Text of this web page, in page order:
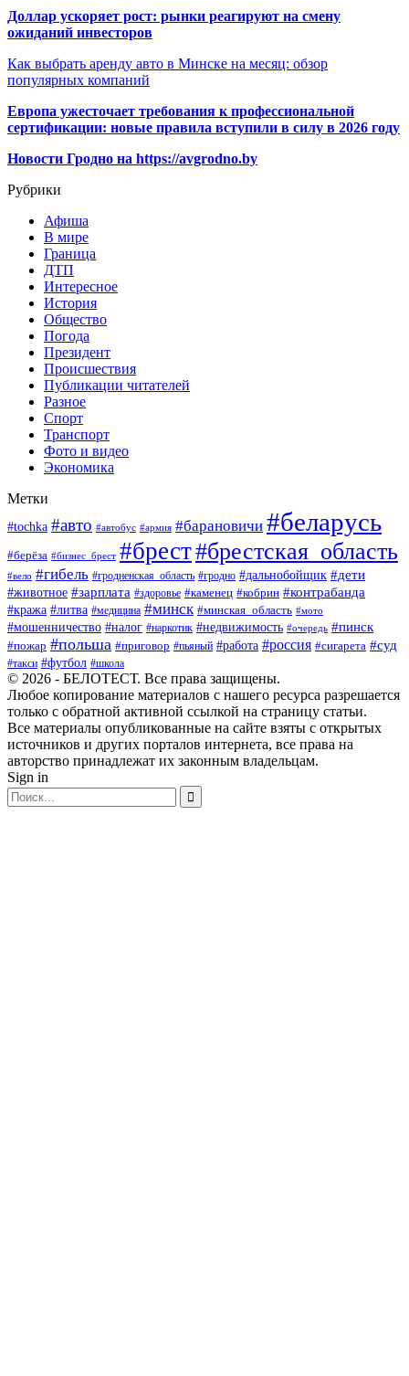
Доллар ускоряет рост: рынки реагируют на смену
ожиданий инвесторов
Как выбрать аренду авто в Минске на месяц: обзор
популярных компаний
Европа ужесточает требования к профессиональной
сертификации: новые правила вступили в силу в 2026 году
Новости Гродно на https://avgrodno.by
Рубрики
Афиша
В мире
Граница
ДТП
Интересное
История
Общество
Погода
Президент
Происшествия
Публикации читателей
Разное
Спорт
Транспорт
Фото и видео
Экономика
Метки
#tochka #авто #автобус #армия #барановичи #беларусь
#берёза #бизнес_брест #брест#брестская_область
#вело #гибель #гродненская_область #гродно #дальнобойщик #дети
#животное #зарплата #здоровье #каменец #кобрин #контрабанда
#кража #литва #медицина #минск #минская_область #мото
#мошенничество #налог #наркотик #недвижимость #очередь #пинск
#пожар #польша #приговор #пьяный #работа #россия #сигарета #суд
#такси #футбол #школа
© 2026 - БЕЛОТЕСТ. Все права защищены.
Любое копирование материалов с нашего ресурса разрешается
только с обратной активной ссылкой на страницу статьи.
Все материалы опубликованные на сайте взяты с открытых
источников и других порталов интернета, все права на
авторство принадлежат их законным владельцам.
Sign in